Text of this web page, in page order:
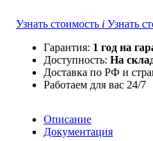
Узнать стоимость i Узнать
Гарантия: 1 год на
Доступность: На
Доставка по РФ и
Работаем для вас 24/7
Описание
Документация